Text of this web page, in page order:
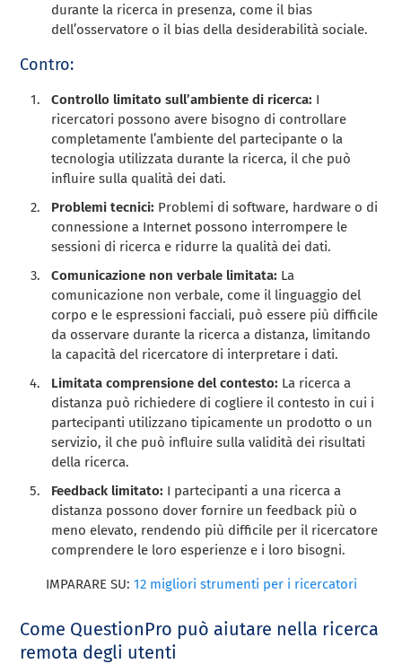
durante la ricerca in presenza, come il bias
dell’osservatore o il bias della desiderabilità sociale.
Contro:
Controllo limitato sull’ambiente di ricerca: I
ricercatori possono avere bisogno di controllare
completamente l’ambiente del partecipante o la
tecnologia utilizzata durante la ricerca, il che può
influire sulla qualità dei dati.
Problemi tecnici: Problemi di software, hardware o di
connessione a Internet possono interrompere le
sessioni di ricerca e ridurre la qualità dei dati.
Comunicazione non verbale limitata: La
comunicazione non verbale, come il linguaggio del
corpo e le espressioni facciali, può essere più difficile
da osservare durante la ricerca a distanza, limitando
la capacità del ricercatore di interpretare i dati.
Limitata comprensione del contesto: La ricerca a
distanza può richiedere di cogliere il contesto in cui i
partecipanti utilizzano tipicamente un prodotto o un
servizio, il che può influire sulla validità dei risultati
della ricerca.
Feedback limitato: I partecipanti a una ricerca a
distanza possono dover fornire un feedback più o
meno elevato, rendendo più difficile per il ricercatore
comprendere le loro esperienze e i loro bisogni.
IMPARARE SU: 12 migliori strumenti per i ricercatori
Come QuestionPro può aiutare nella ricerca
remota degli utenti